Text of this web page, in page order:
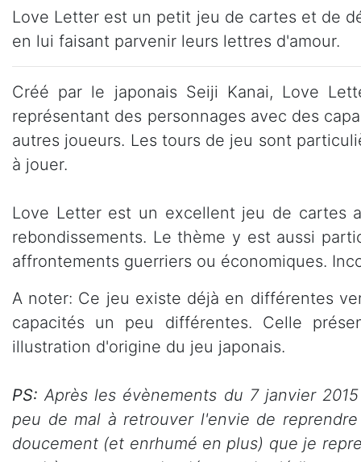
Love Letter est un petit jeu de cartes et de
en lui faisant parvenir leurs lettres d'amour.
Créé par le japonais Seiji Kanai, Love
représentant des personnages avec des
autres joueurs. Les tours de jeu sont
à jouer.
Love Letter est un excellent jeu de cartes
rebondissements. Le thème y est aussi
affrontements guerriers ou économiques.
A noter: Ce jeu existe déjà en différentes
capacités un peu différentes. Celle
illustration d'origine du jeu japonais.
PS: Après les évènements du 7 janvier
peu de mal à retrouver l'envie de
doucement (et enrhumé en plus) que je